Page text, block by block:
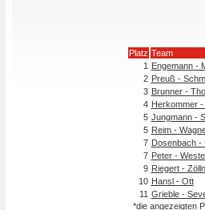
Platz Team
1 Engemann -
2 Preuß -
3 Brunner -
4 Herkommer -
5 Jungmann -
5 Reim -
7 Dosenbach -
7 Peter -
9 Riegert -
10 Hansl - Ott
11 Grieble -
*die angezeigten